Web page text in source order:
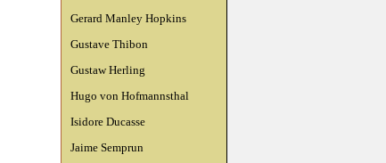
Gerard Manley Hopkins
Gustave Thibon
Gustaw Herling
Hugo von Hofmannsthal
Isidore Ducasse
Jaime Semprun